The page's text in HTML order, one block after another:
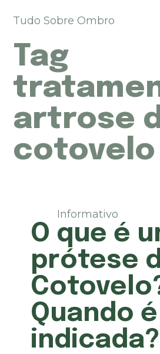
u
a
p
a
a
o
c
o
Tudo Sobre Ombro
Tag
artrose
cotovelo
Informativo
O que é
prótese
Quando é
indicada?